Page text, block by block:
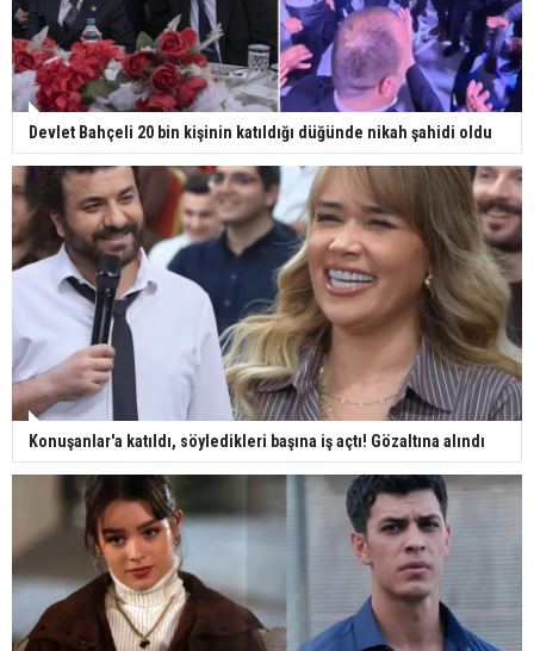
Devlet Bahçeli 20 bin kişinin katıldığı düğünde nikah şahidi oldu
Konuşanlar'a katıldı, söyledikleri başına iş açtı! Gözaltına alındı